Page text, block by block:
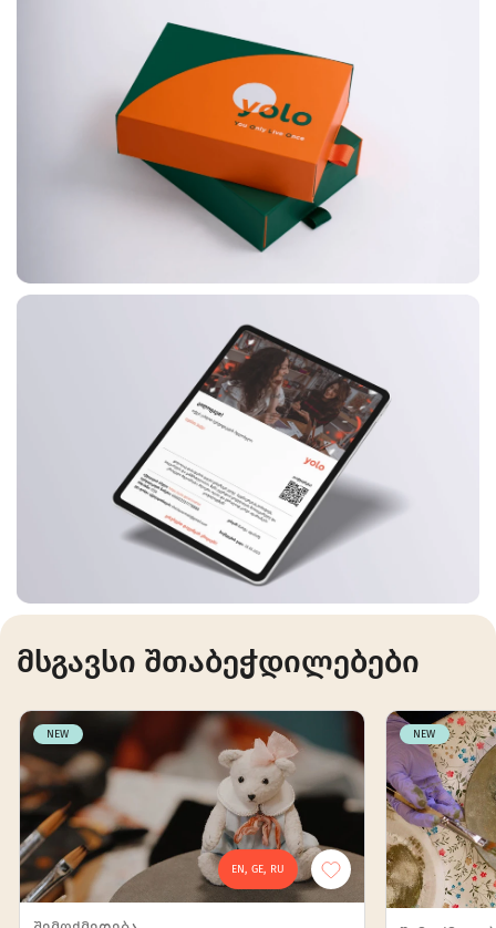
მსგავსი შთაბეჭდილებები
NEW
EN, GE, RU
1000
1300
NEW
330
440